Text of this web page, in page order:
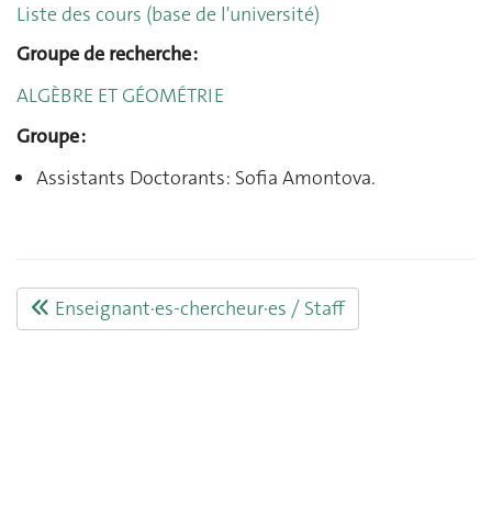
Liste des cours (base de l'université)
Groupe de recherche :
ALGÈBRE ET GÉOMÉTRIE
Groupe :
Assistants Doctorants: Sofia Amontova.
Enseignant·es-chercheur·es / Staff